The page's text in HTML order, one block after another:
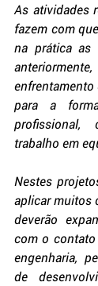
As atividades
fazem com
na prática as
para a
trabalho em
Nestes
aplicar muitos
deverão
com o
engenharia,
de